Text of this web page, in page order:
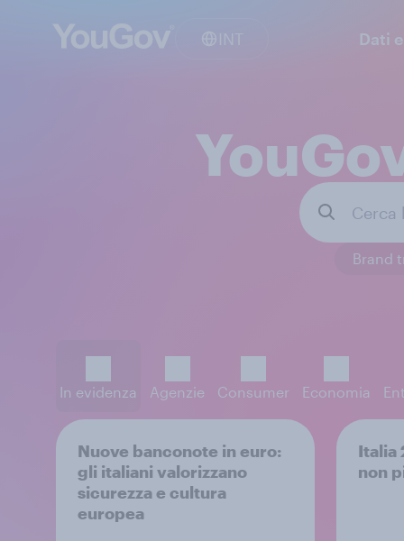
INT Dati
Brand
In evidenza Agenzie Consumer Economia
Nuove banconote in euro:
gli italiani valorizzano
sicurezza e cultura
europea
Italia
non